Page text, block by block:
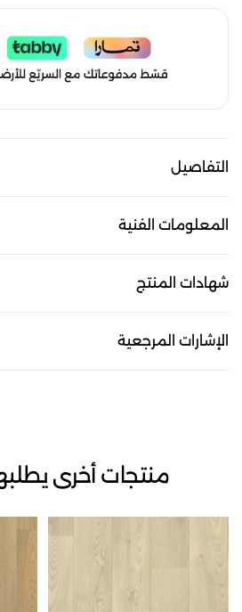
التفاصيل
المعلومات الفنية
شهادات المنتج
الإشارات المرجعية
منتجات أخرى